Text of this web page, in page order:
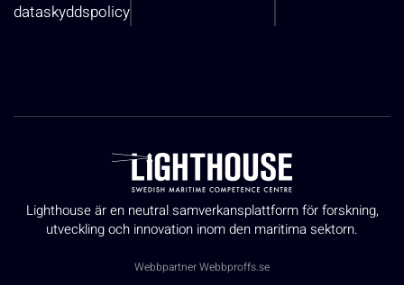
dataskyddspolicy
Lighthouse är en neutral samverkansplattform för forskning,
utveckling och innovation inom den maritima sektorn.
WebbpartnerWebbproffs.se